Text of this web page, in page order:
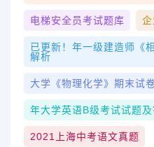
电梯安全员考试题库
已更新！年一级建造师《
解析
大学《物理化学》期末试
年大学英语b级考试试题及
2021上海中考语文真题